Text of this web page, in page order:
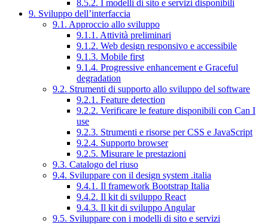
8.5.2. I modelli di sito e servizi disponibili
9. Sviluppo dell’interfaccia
9.1. Approccio allo sviluppo
9.1.1. Attività preliminari
9.1.2. Web design responsivo e accessibile
9.1.3. Mobile first
9.1.4. Progressive enhancement e Graceful
degradation
9.2. Strumenti di supporto allo sviluppo del software
9.2.1. Feature detection
9.2.2. Verificare le feature disponibili con Can I
use
9.2.3. Strumenti e risorse per CSS e JavaScript
9.2.4. Supporto browser
9.2.5. Misurare le prestazioni
9.3. Catalogo del riuso
9.4. Sviluppare con il design system .italia
9.4.1. Il framework Bootstrap Italia
9.4.2. Il kit di sviluppo React
9.4.3. Il kit di sviluppo Angular
9.5. Sviluppare con i modelli di sito e servizi